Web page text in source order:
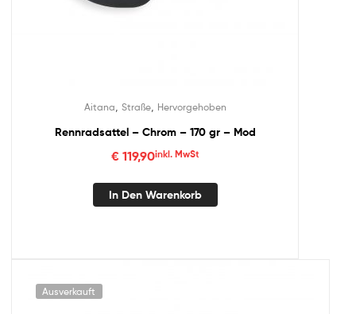
Aitana Straße, Hervorgehoben
Rennradsattel – Chrom – 170 gr – Mod
€119,90inkl. MwSt
In Den Warenkorb
Ausverkauft